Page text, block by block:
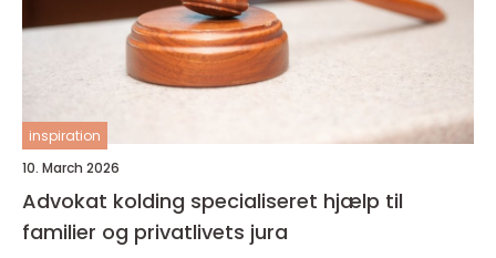
inspiration
10. March 2026
Advokat kolding specialiseret hjælp til
familier og privatlivets jura